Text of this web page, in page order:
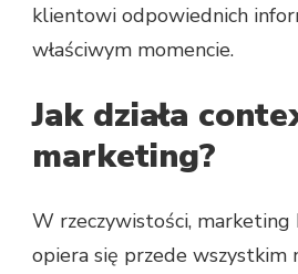
klientowi odpowiednich
właściwym momencie.
Jak działa
marketing?
W rzeczywistości,
opiera się przede wszystkim